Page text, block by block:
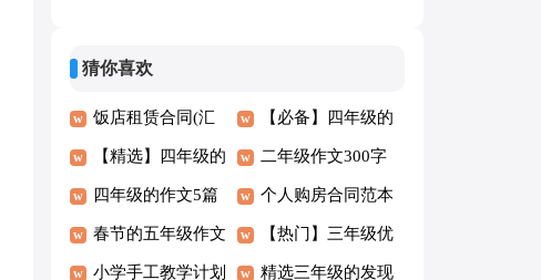
猜你喜欢
饭店租赁合同(汇
编15篇)
【必备】四年级的
作文集锦7篇
【精选】四年级的
作文300字汇编5篇
二年级作文300字
(推荐)
四年级的作文5篇
（精品）
个人购房合同范本
15篇
春节的五年级作文
500字
【热门】三年级优
秀作文4篇
小学手工教学计划 精选三年级的发现